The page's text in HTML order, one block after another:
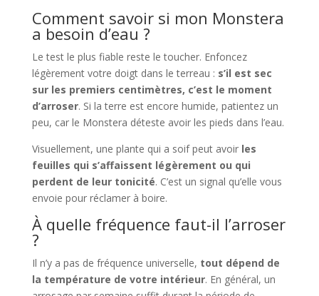
Comment savoir si mon Monstera
a besoin d’eau ?
Le test le plus fiable reste le toucher. Enfoncez
légèrement votre doigt dans le terreau : s’il est sec
sur les premiers centimètres, c’est le moment
d’arroser. Si la terre est encore humide, patientez un
peu, car le Monstera déteste avoir les pieds dans l’eau.
Visuellement, une plante qui a soif peut avoir les
feuilles qui s’affaissent légèrement ou qui
perdent de leur tonicité. C’est un signal qu’elle vous
envoie pour réclamer à boire.
À quelle fréquence faut-il l’arroser
?
Il n’y a pas de fréquence universelle, tout dépend de
la température de votre intérieur. En général, un